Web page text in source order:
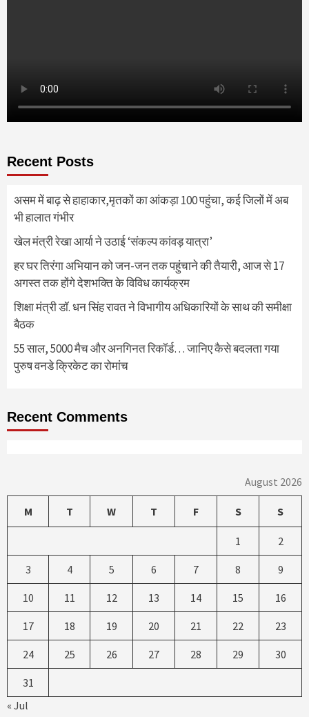
Recent Posts
असम में बाढ़ से हाहाकार,मृतकों का आंकड़ा 100 पहुंचा, कई जिलों में अब
भी हालात गंभीर
खेल मंत्री रेखा आर्या ने उठाई ‘संकल्प कांवड़ यात्रा’
हर घर तिरंगा अभियान को जन-जन तक पहुंचाने की तैयारी, आज से 17
अगस्त तक होंगे देशभक्ति के विविध कार्यक्रम
शिक्षा मंत्री डॉ. धन सिंह रावत ने विभागीय अधिकारियों के साथ की समीक्षा
बैठक
55 साल, 5000 मैच और अनगिनत रिकॉर्ड… जानिए कैसे बदलता गया
पुरुष वनडे क्रिकेट का रोमांच
Recent Comments
August 2026
M T W T F S S
1 2
3 4 5 6 7 8 9
10 11 12 13 14 15 16
17 18 19 20 21 22 23
24 25 26 27 28 29 30
31
« Jul